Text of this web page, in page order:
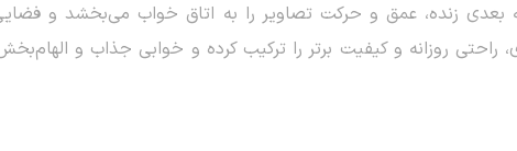
زنده، عمق و حرکت تصاویر را به اتاق خواب می‌بخشد و
روزانه و کیفیت برتر را ترکیب کرده و خوابی جذاب و